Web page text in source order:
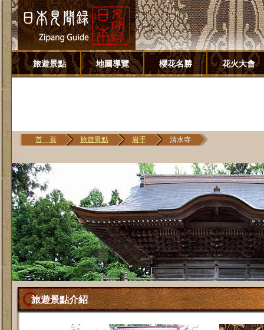
旅遊景點 地圖導覽 櫻花名勝 花火大會
首 頁 旅遊景點 岩手 清水寺
旅遊景點介紹